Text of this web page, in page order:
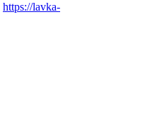
https://lavka-